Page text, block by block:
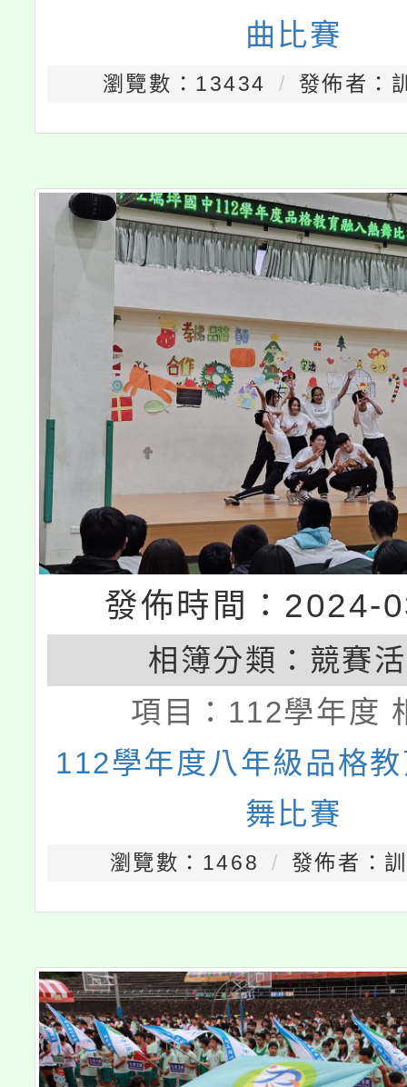
曲比賽
瀏覽數：13434 發佈者：
發佈時間：2024-
相簿分類： 競賽
項目： 112學年度
112學年度八年級品格
舞比賽
瀏覽數：1468 發佈者：